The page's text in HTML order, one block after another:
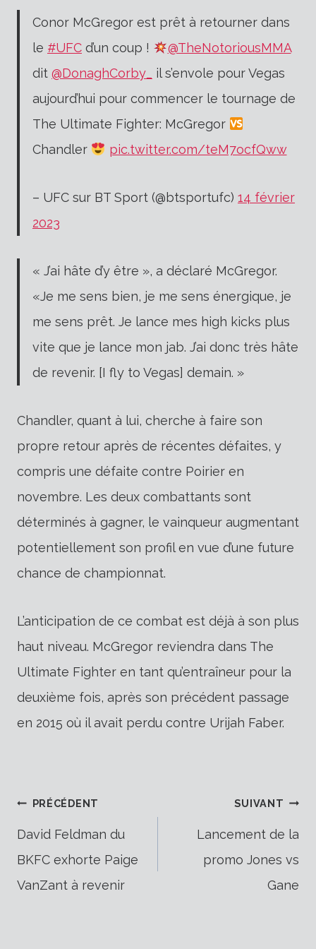
Conor McGregor est prêt à retourner dans
le #UFC d’un coup !
@TheNotoriousMMA
dit @DonaghCorby_
il s’envole pour Vegas
aujourd’hui pour commencer le tournage de
The Ultimate Fighter: McGregor
Chandler
pic.twitter.com/teM7ocfQww
– UFC sur BT Sport (@btsportufc) 14 février
2023
« J’ai hâte d’y être », a déclaré McGregor.
«Je me sens bien, je me sens énergique, je
me sens prêt. Je lance mes high kicks plus
vite que je lance mon jab. J’ai donc très hâte
de revenir. [I fly to Vegas] demain. »
Chandler, quant à lui, cherche à faire son
propre retour après de récentes défaites, y
compris une défaite contre Poirier en
novembre. Les deux combattants sont
déterminés à gagner, le vainqueur augmentant
potentiellement son profil en vue d’une future
chance de championnat.
L’anticipation de ce combat est déjà à son plus
haut niveau. McGregor reviendra dans The
Ultimate Fighter en tant qu’entraîneur pour la
deuxième fois, après son précédent passage
en 2015 où il avait perdu contre Urijah Faber.
Navigation
de
PRÉCÉDENT
David Feldman du
BKFC exhorte Paige
VanZant à revenir
SUIVANT
Lancement de la
promo Jones vs
Gane